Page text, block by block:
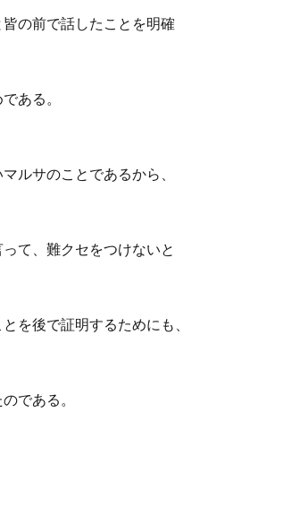
の前で話したことを明確
ある。
サのことであるから、
て、難クセをつけないと
を後で証明するためにも、
である。